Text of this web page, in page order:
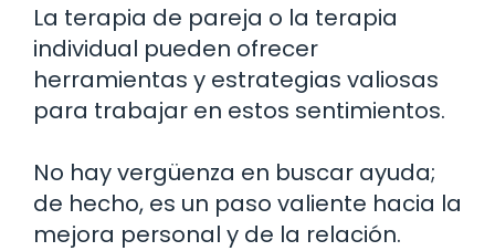
La terapia de pareja o la terapia
individual pueden ofrecer
herramientas y estrategias valiosas
para trabajar en estos sentimientos.
No hay vergüenza en buscar ayuda;
de hecho, es un paso valiente hacia la
mejora personal y de la relación.